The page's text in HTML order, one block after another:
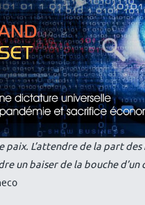
paix. L’attendre de la part
un baiser de la bouche d’un